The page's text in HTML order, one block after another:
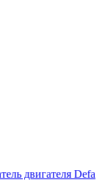
двигателя Defa